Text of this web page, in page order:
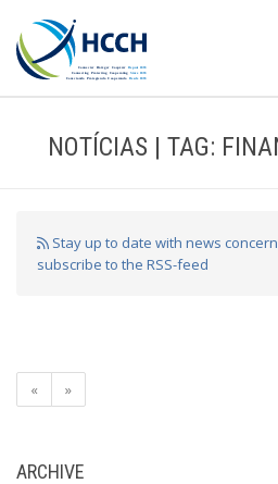
NOTÍCIAS | TAG:
Stay up to date with news
subscribe to the RSS-feed
« »
ARCHIVE